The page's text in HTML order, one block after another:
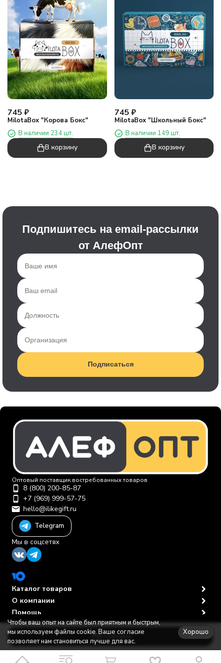
В корзину
745 ₽
MilotaBox "Корова Бокс"
В наличии 234 шт.
В корзину
745 ₽
MilotaBox "Школьный Бокс"
В наличии 149 шт.
В корзину
Подпишитесь на email-рассылки
от АлефОпт
Подписаться
Оптовый поставщик востребованных товаров
8 (800) 200-85-87
+7 (969) 999-57-75
hello@ilikegift.ru
Telegram
Мы в соцсетях
Каталог товаров
О компании
Помощь
Политика персональных данных
© 2012-2026 ООО "Первая торговая компания"
Чтобы ваш опыт на сайте был приятным и быстрым,
мы используем файлы cookie. Ваше согласие
позволяет нам становиться лучше для вас.
Хорошо